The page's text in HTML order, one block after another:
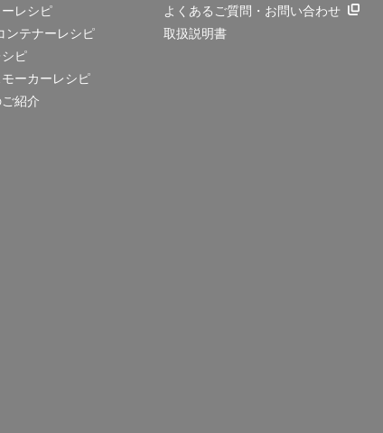
レシピ
ンテナーレシピ
ピ
ーカーレシピ
紹介
よくあるご質問・お問い合わせ
取扱説明書